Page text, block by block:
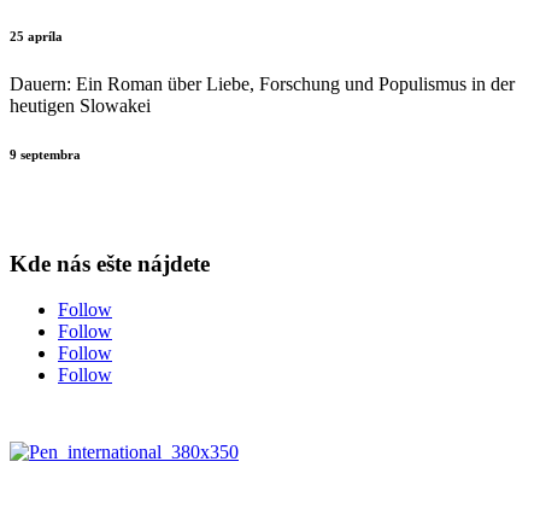
25 apríla
Dauern: Ein Roman über Liebe, Forschung und Populismus in der
heutigen Slowakei
9 septembra
Kde nás ešte nájdete
Follow
Follow
Follow
Follow